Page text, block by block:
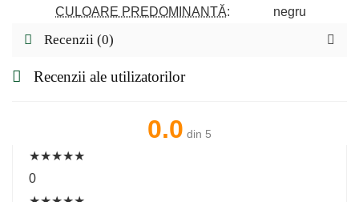
CULOARE PREDOMINANTĂ: negru
Recenzii (0)
Recenzii ale utilizatorilor
0.0 din 5
★★★★★
0